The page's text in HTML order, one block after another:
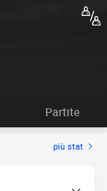
Partite
più stat